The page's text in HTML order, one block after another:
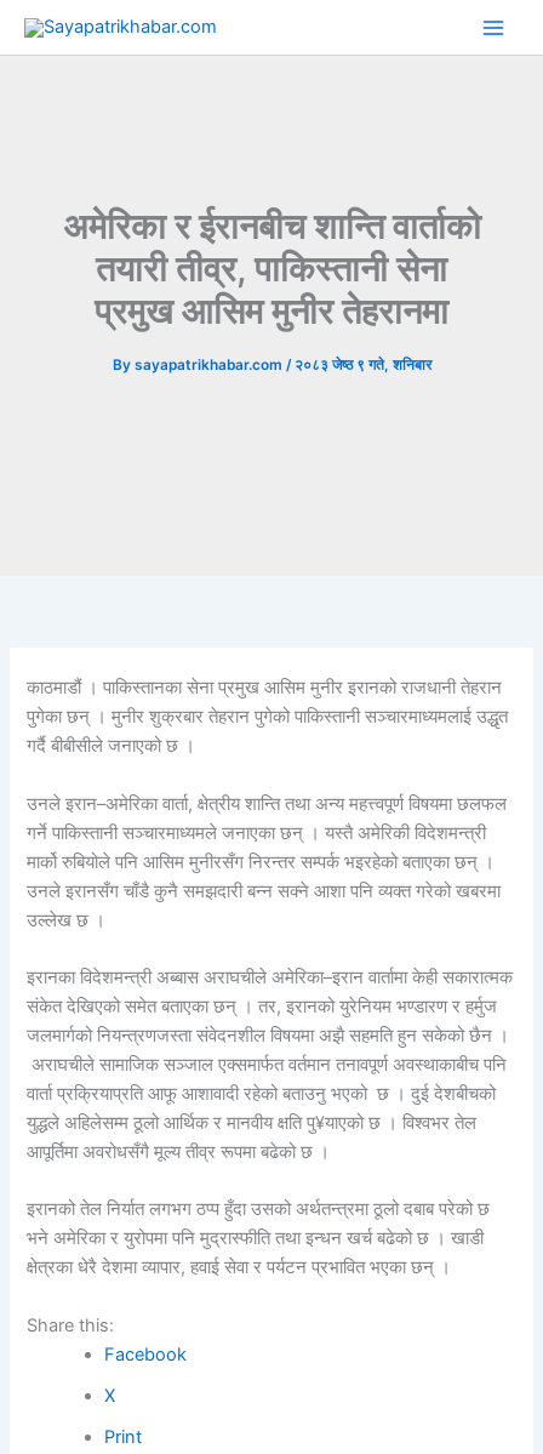
Skip
अमेरिका र ईरानबीच शान्ति वार्ताको
तयारी तीव्र, पाकिस्तानी सेना
प्रमुख आसिम मुनीर तेहरानमा
By sayapatrikhabar.com / २०८३ जेष्ठ ९ गते, शनिबार
काठमाडौं । पाकिस्तानका सेना प्रमुख आसिम मुनीर इरानको राजधानी तेहरान
पुगेका छन् । मुनीर शुक्रबार तेहरान पुगेको पाकिस्तानी सञ्चारमाध्यमलाई उद्धृत
गर्दै बीबीसीले जनाएको छ ।
उनले इरान–अमेरिका वार्ता, क्षेत्रीय शान्ति तथा अन्य महत्त्वपूर्ण विषयमा छलफल
गर्ने पाकिस्तानी सञ्चारमाध्यमले जनाएका छन् । यस्तै अमेरिकी विदेशमन्त्री
मार्को रुबियोले पनि आसिम मुनीरसँग निरन्तर सम्पर्क भइरहेको बताएका छन् ।
उनले इरानसँग चाँडै कुनै समझदारी बन्न सक्ने आशा पनि व्यक्त गरेको खबरमा
उल्लेख छ ।
इरानका विदेशमन्त्री अब्बास अराघचीले अमेरिका–इरान वार्तामा केही सकारात्मक
संकेत देखिएको समेत बताएका छन् । तर, इरानको युरेनियम भण्डारण र हर्मुज
जलमार्गको नियन्त्रणजस्ता संवेदनशील विषयमा अझै सहमति हुन सकेको छैन ।
अराघचीले सामाजिक सञ्जाल एक्समार्फत वर्तमान तनावपूर्ण अवस्थाकाबीच पनि
वार्ता प्रक्रियाप्रति आफू आशावादी रहेको बताउनु भएको छ । दुई देशबीचको
युद्धले अहिलेसम्म ठूलो आर्थिक र मानवीय क्षति पु¥याएको छ । विश्वभर तेल
आपूर्तिमा अवरोधसँगै मूल्य तीव्र रूपमा बढेको छ ।
इरानको तेल निर्यात लगभग ठप्प हुँदा उसको अर्थतन्त्रमा ठूलो दबाब परेको छ
भने अमेरिका र युरोपमा पनि मुद्रास्फीति तथा इन्धन खर्च बढेको छ । खाडी
क्षेत्रका धेरै देशमा व्यापार, हवाई सेवा र पर्यटन प्रभावित भएका छन् ।
Share this:
Facebook
X
Print